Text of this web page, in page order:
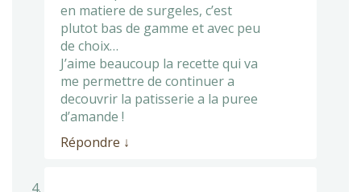
en matiere de surgeles, c’est
plutot bas de gamme et avec peu
de choix…
J’aime beaucoup la recette qui va
me permettre de continuer a
decouvrir la patisserie a la puree
d’amande !
Répondre ↓